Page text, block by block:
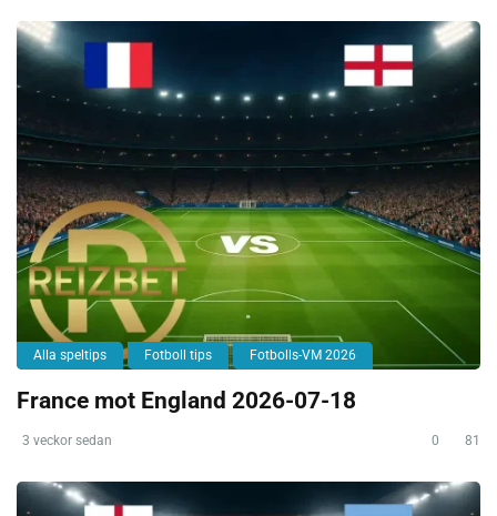
Alla speltips Fotboll tips Fotbolls-VM 2026
France mot England 2026-07-18
3 veckor sedan 0 81